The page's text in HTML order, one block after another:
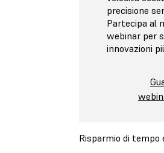
precisione
Partecipa al
webinar per
innovazioni
Risparmio di tempo